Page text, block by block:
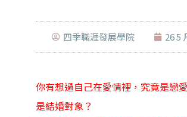
四季職涯發展學院 26 5
你有想過自己在愛情裡， 究竟是戀
是結婚對象？